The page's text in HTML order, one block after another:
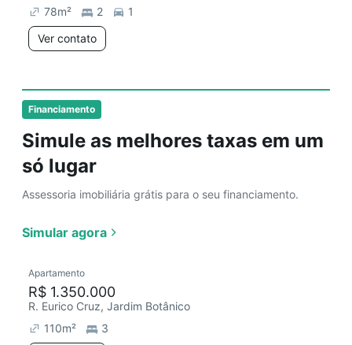
Financiamento
Simule as melhores taxas em um
só lugar
Assessoria imobiliária grátis para o seu financiamento.
Simular agora
78m² 2
1
Ver contato
Apartamento
R$ 1.350.000
R. Eurico Cruz, Jardim Botânico
110m²
3